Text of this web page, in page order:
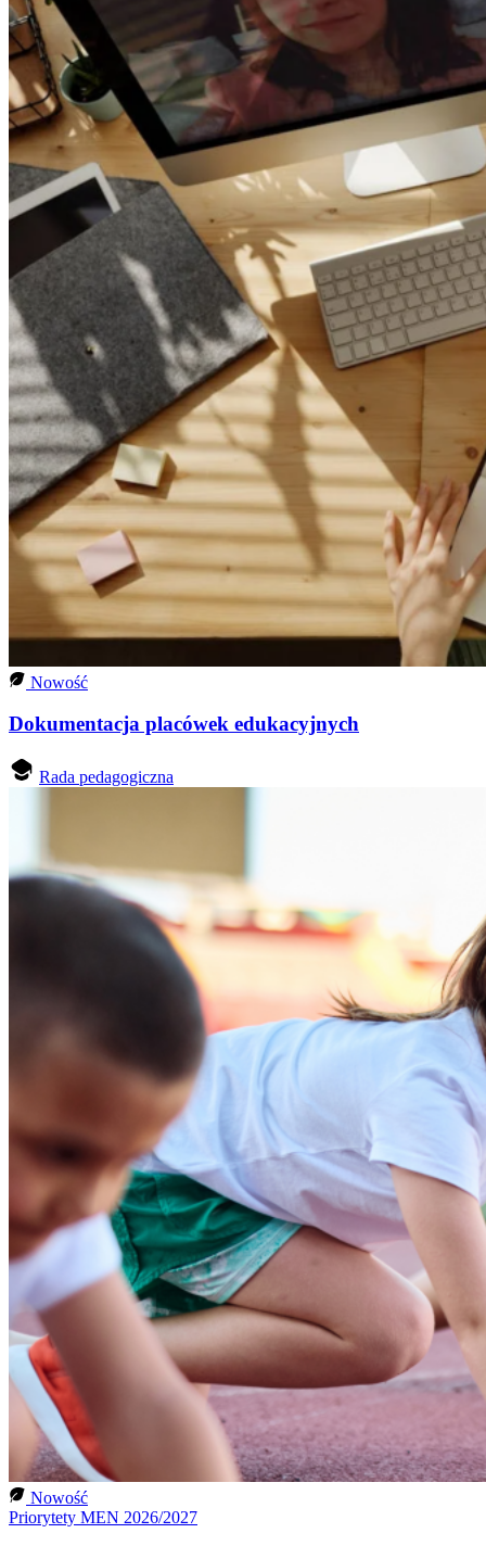
Nowość
Dokumentacja placówek edukacyjnych
Rada pedagogiczna
Nowość
Priorytety MEN 2026/2027